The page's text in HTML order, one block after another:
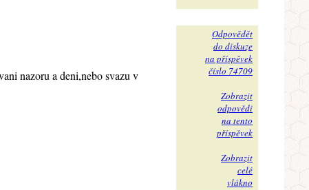
nazoru a deni,nebo svazu v
Odpovědět
do diskuze
na příspěvek
číslo 74709
Zobrazit
odpovědi
na tento
příspěvek
Zobrazit
celé
vlákno